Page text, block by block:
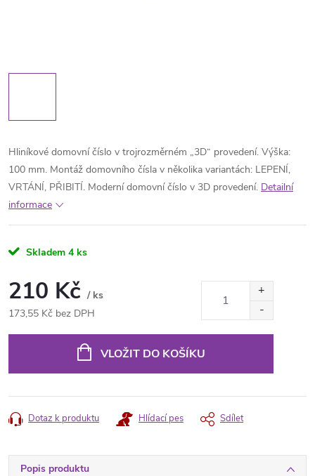
Hliníkové domovní číslo v trojrozměrném „3D“ provedení. Výška:
100 mm. Montáž domovního čísla v několika variantách: LEPENÍ,
VRTÁNÍ, PŘIBITÍ. Moderní domovní číslo v 3D provedení. Detailní
informace
Skladem 4 ks
210 Kč / ks
173,55 Kč bez DPH
VLOŽIT DO KOŠÍKU
Dotaz k produktu Hlídací pes Sdílet
Popis produktu